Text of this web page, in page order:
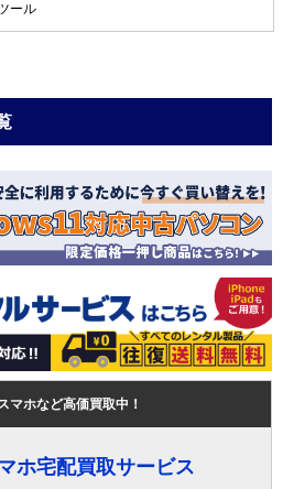
ール
マホなど高価買取中！
ホ宅配買取サービス